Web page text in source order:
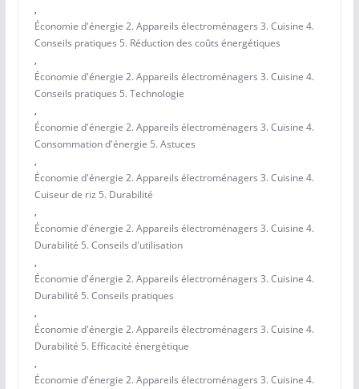
,
Économie d'énergie 2. Appareils électroménagers 3. Cuisine 4.
Conseils pratiques 5. Réduction des coûts énergétiques
,
Économie d'énergie 2. Appareils électroménagers 3. Cuisine 4.
Conseils pratiques 5. Technologie
,
Économie d'énergie 2. Appareils électroménagers 3. Cuisine 4.
Consommation d'énergie 5. Astuces
,
Économie d'énergie 2. Appareils électroménagers 3. Cuisine 4.
Cuiseur de riz 5. Durabilité
,
Économie d'énergie 2. Appareils électroménagers 3. Cuisine 4.
Durabilité 5. Conseils d'utilisation
,
Économie d'énergie 2. Appareils électroménagers 3. Cuisine 4.
Durabilité 5. Conseils pratiques
,
Économie d'énergie 2. Appareils électroménagers 3. Cuisine 4.
Durabilité 5. Efficacité énergétique
,
Économie d'énergie 2. Appareils électroménagers 3. Cuisine 4.